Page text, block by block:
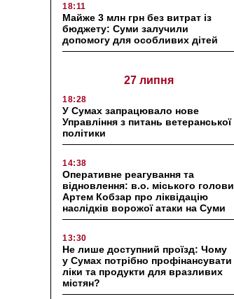
18:11
Майже 3 млн грн без витрат із
бюджету: Суми залучили
допомогу для особливих дітей
27 липня
18:28
У Сумах запрацювало нове
Управління з питань ветеранської
політики
14:38
Оперативне реагування та
відновлення: в.о. міського голови
Артем Кобзар про ліквідацію
наслідків ворожої атаки на Суми
13:30
Не лише доступний проїзд: Чому
у Сумах потрібно профінансувати
ліки та продукти для вразливих
містян?